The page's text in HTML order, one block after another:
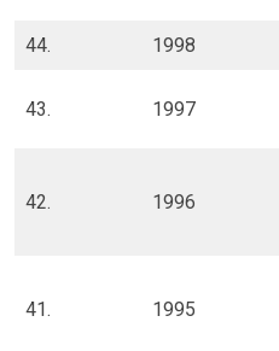
44.​ 1998
​43. 1997
42.​ ​1996
​41. ​1995